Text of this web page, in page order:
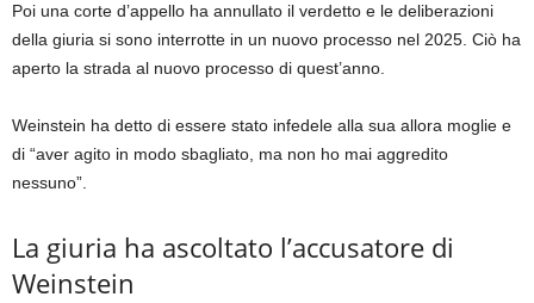
Poi una corte d’appello ha annullato il verdetto e le deliberazioni
della giuria si sono interrotte in un nuovo processo nel 2025. Ciò ha
aperto la strada al nuovo processo di quest’anno.
Weinstein ha detto di essere stato infedele alla sua allora moglie e
di “aver agito in modo sbagliato, ma non ho mai aggredito
nessuno”.
La giuria ha ascoltato l’accusatore di
Weinstein